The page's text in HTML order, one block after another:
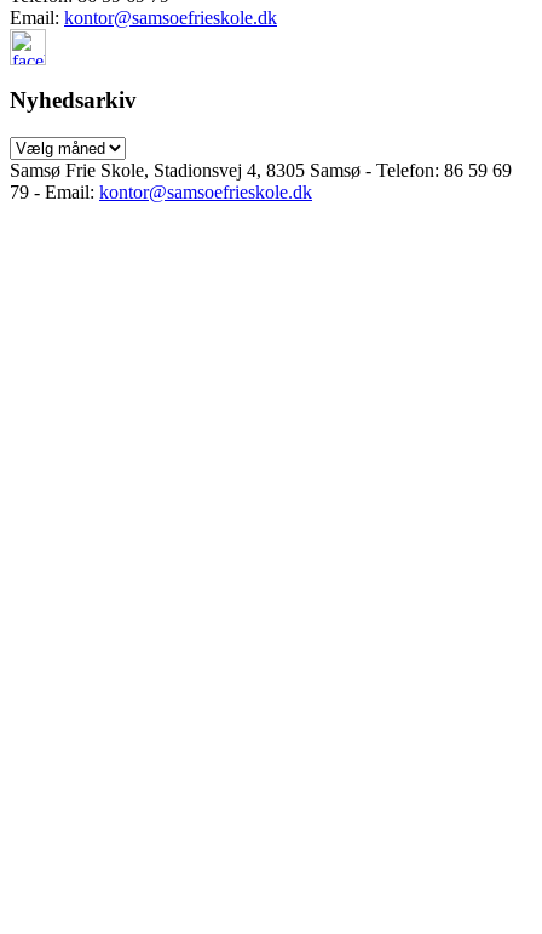
Email: kontor@samsoefrieskole.dk
Nyhedsarkiv
Nyhedsarkiv
Samsø Frie Skole, Stadionsvej 4, 8305 Samsø - Telefon: 86 59 69
79 - Email: kontor@samsoefrieskole.dk